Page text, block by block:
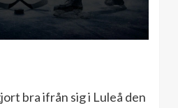
bra ifrån sig i Luleå den